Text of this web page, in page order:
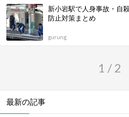
新小岩駅で人身事故・自
防止対策まとめ
gurung
1 / 2
最新の記事